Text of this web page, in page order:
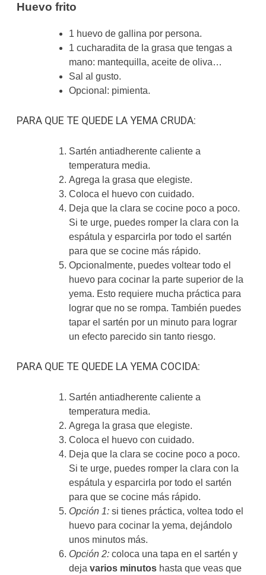
Huevo frito
1 huevo de gallina por persona.
1 cucharadita de la grasa que tengas a
mano: mantequilla, aceite de oliva…
Sal al gusto.
Opcional: pimienta.
PARA QUE TE QUEDE LA YEMA CRUDA:
Sartén antiadherente caliente a
temperatura media.
Agrega la grasa que elegiste.
Coloca el huevo con cuidado.
Deja que la clara se cocine poco a poco.
Si te urge, puedes romper la clara con la
espátula y esparcirla por todo el sartén
para que se cocine más rápido.
Opcionalmente, puedes voltear todo el
huevo para cocinar la parte superior de la
yema. Esto requiere mucha práctica para
lograr que no se rompa. También puedes
tapar el sartén por un minuto para lograr
un efecto parecido sin tanto riesgo.
PARA QUE TE QUEDE LA YEMA COCIDA:
Sartén antiadherente caliente a
temperatura media.
Agrega la grasa que elegiste.
Coloca el huevo con cuidado.
Deja que la clara se cocine poco a poco.
Si te urge, puedes romper la clara con la
espátula y esparcirla por todo el sartén
para que se cocine más rápido.
Opción 1:si tienes práctica, voltea todo el
huevo para cocinar la yema, dejándolo
unos minutos más.
Opción 2:coloca una tapa en el sartén y
deja varios minutoshasta que veas que